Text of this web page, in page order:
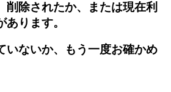
削除されたか、または現在利
ります。
いないか、もう一度お確かめ